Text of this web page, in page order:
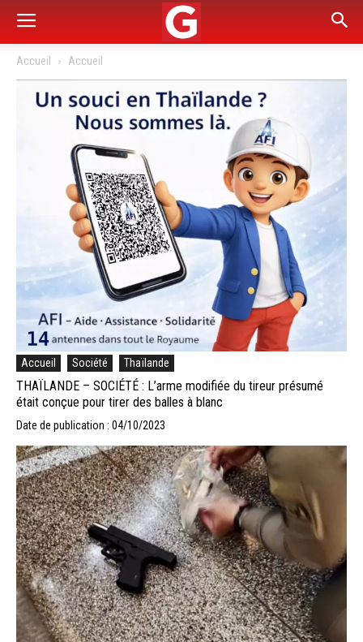
Accueil Accueil
Accueil Société Thaïlande
THAÏLANDE – SOCIÉTÉ : L’arme modifiée du tireur présumé
était conçue pour tirer des balles à blanc
Date de publication : 04/10/2023